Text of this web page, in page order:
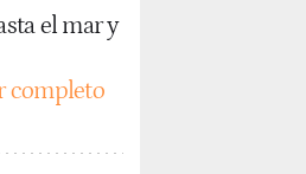
el mar y
completo